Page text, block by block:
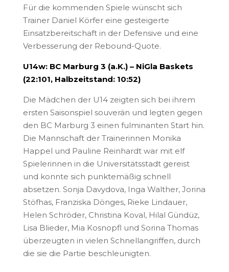
Für die kommenden Spiele wünscht sich
Trainer Daniel Körfer eine gesteigerte
Einsatzbereitschaft in der Defensive und eine
Verbesserung der Rebound-Quote.
U14w: BC Marburg 3 (a.K.) – NiGla Baskets
(22:101, Halbzeitstand: 10:52)
Die Mädchen der U14 zeigten sich bei ihrem
ersten Saisonspiel souverän und legten gegen
den BC Marburg 3 einen fulminanten Start hin.
Die Mannschaft der Trainerinnen Monika
Happel und Pauline Reinhardt war mit elf
Spielerinnen in die Universitätsstadt gereist
und konnte sich punktemäßig schnell
absetzen. Sonja Davydova, Inga Walther, Jorina
Stöfhas, Franziska Dönges, Rieke Lindauer,
Helen Schröder, Christina Koval, Hilal Gündüz,
Lisa Blieder, Mia Kosnopfl und Sorina Thomas
überzeugten in vielen Schnellangriffen, durch
die sie die Partie beschleunigten.